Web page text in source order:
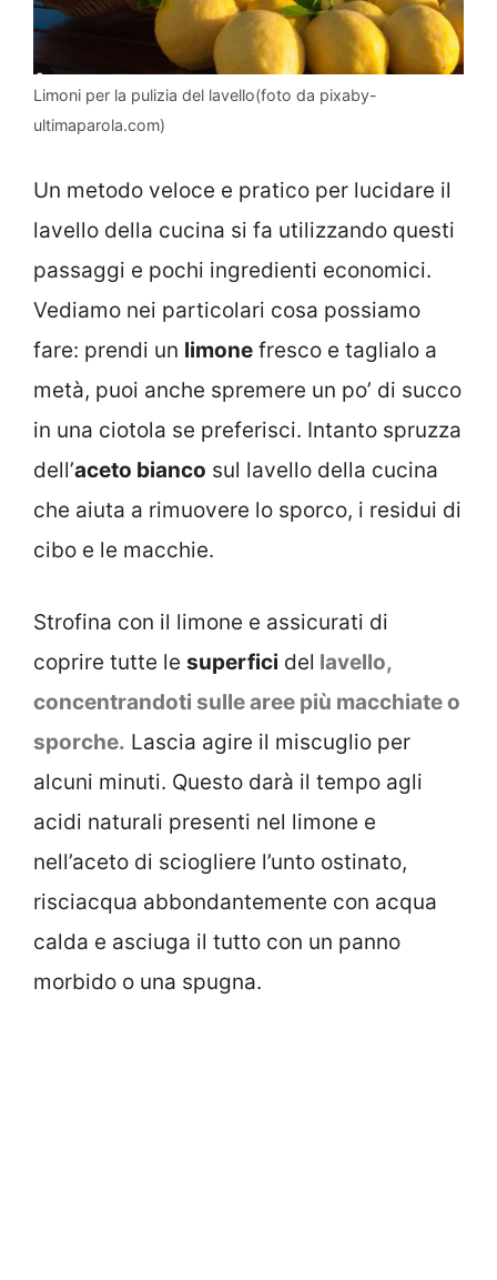
Limoni per la pulizia del lavello(foto da pixaby-
ultimaparola.com)
Un metodo veloce e pratico per lucidare il
lavello della cucina si fa utilizzando questi
passaggi e pochi ingredienti economici.
Vediamo nei particolari cosa possiamo
fare: prendi un limone fresco e taglialo a
metà, puoi anche spremere un po’ di succo
in una ciotola se preferisci. Intanto spruzza
dell’aceto bianco sul lavello della cucina
che aiuta a rimuovere lo sporco, i residui di
cibo e le macchie.
Strofina con il limone e assicurati di
coprire tutte le superfici del lavello,
concentrandoti sulle aree più macchiate o
sporche. Lascia agire il miscuglio per
alcuni minuti. Questo darà il tempo agli
acidi naturali presenti nel limone e
nell’aceto di sciogliere l’unto ostinato,
risciacqua abbondantemente con acqua
calda e asciuga il tutto con un panno
morbido o una spugna.